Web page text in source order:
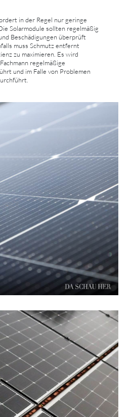
in der Regel nur geringe
Solarmodule sollten regelmäßig
Beschädigungen überprüft
muss Schmutz entfernt
zu maximieren. Es wird
regelmäßige
und im Falle von Problemen